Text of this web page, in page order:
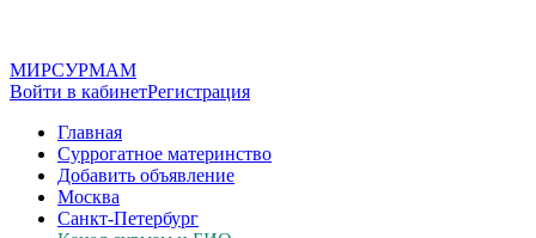
МИРСУРМАМ
Войти в кабинетРегистрация
Главная
Суррогатное материнство
Добавить объявление
Москва
Санкт-Петербург